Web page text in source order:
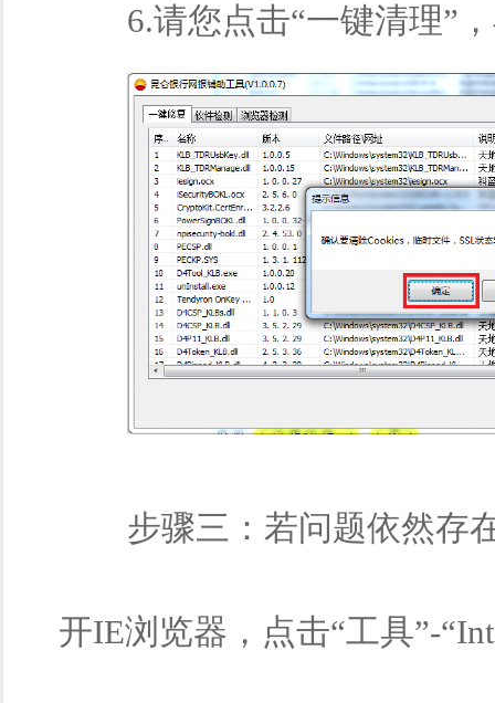
6.请您点击“一键清理”，
步骤三：若问题依然存在
开IE浏览器，点击“工具”-